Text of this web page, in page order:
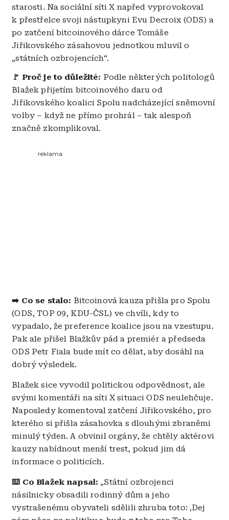
starosti. Na sociální síti X napřed vyprovokoval
k přestřelce svoji nástupkyni Evu Decroix (ODS) a
po zatčení bitcoinového dárce Tomáše
Jiřikovského zásahovou jednotkou mluvil o
„státních ozbrojencích“.
🚩 Proč je to důležité: Podle některých politologů
Blažek přijetím bitcoinového daru od
Jiřikovského koalici Spolu nadcházející sněmovní
volby – když ne přímo prohrál – tak alespoň
značně zkomplikoval.
reklama
➡️ Co se stalo: Bitcoinová kauza přišla pro Spolu
(ODS, TOP 09, KDU-ČSL) ve chvíli, kdy to
vypadalo, že preference koalice jsou na vzestupu.
Pak ale přišel Blažkův pád a premiér a předseda
ODS Petr Fiala bude mít co dělat, aby dosáhl na
dobrý výsledek.
Blažek sice vyvodil politickou odpovědnost, ale
svými komentáři na síti X situaci ODS neulehčuje.
Naposledy komentoval zatčení Jiřikovského, pro
kterého si přišla zásahovka s dlouhými zbraněmi
minulý týden. A obvinil orgány, že chtěly aktérovi
kauzy nabídnout menší trest, pokud jim dá
informace o politicích.
⌨️ Co Blažek napsal: „Státní ozbrojenci
násilnicky obsadili rodinný dům a jeho
vystrašenému obyvateli sdělili zhruba toto: ‚Dej